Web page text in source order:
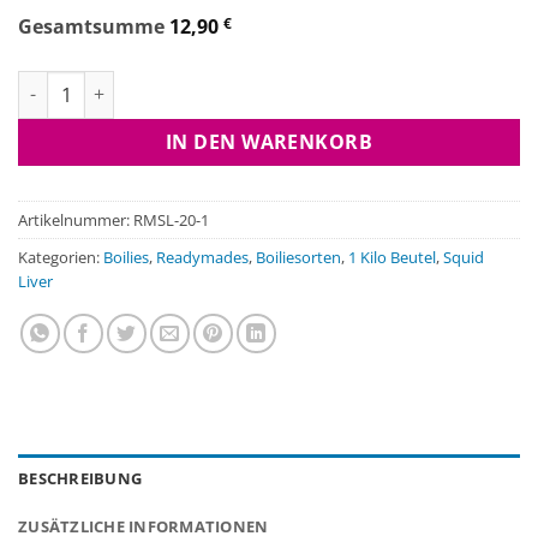
Gesamtsumme 12,90 €
Squid Liver, 1 Kilo Beutel Menge
IN DEN WARENKORB
Artikelnummer: RMSL-20-1
Kategorien: Boilies, Readymades, Boiliesorten, 1 Kilo Beutel,Squid
Liver
BESCHREIBUNG
ZUSÄTZLICHE INFORMATIONEN